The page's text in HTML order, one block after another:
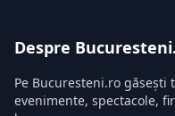
Despre
Pe Bucuresteni.ro găsești
evenimente, spectacole,